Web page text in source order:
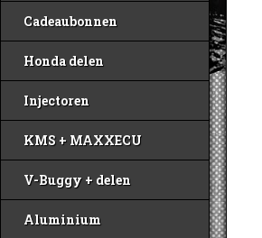
Cadeaubonnen
Honda delen
Injectoren
KMS + MAXXECU
V-Buggy + delen
Aluminium